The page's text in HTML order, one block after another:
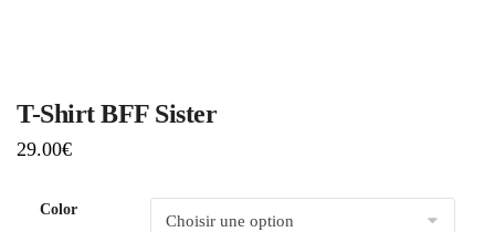
T-Shirt BFF Sister
29.00€
Color